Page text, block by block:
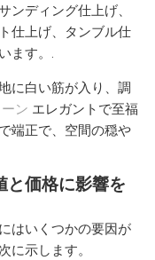
ンディング仕上げ、
仕上げ、タンブル仕
ます。.
に白い筋が入り、調
ン エレガントで至福
端正で、空間の穏や
と価格に影響を
はいくつかの要因が
に示します。